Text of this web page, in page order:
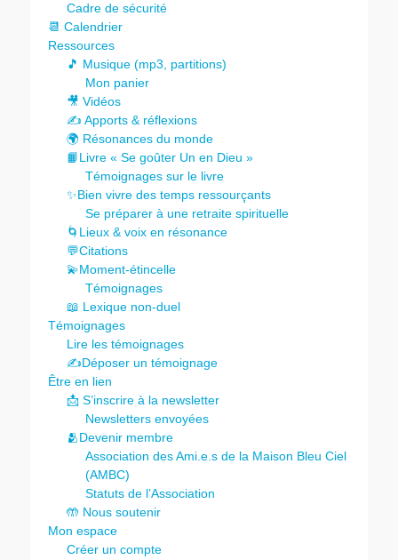
Cadre de sécurité
📆 Calendrier
Ressources
🎵 Musique (mp3, partitions)
Mon panier
🎥 Vidéos
✍️ Apports & réflexions
🌍 Résonances du monde
📙Livre « Se goûter Un en Dieu »
Témoignages sur le livre
✨Bien vivre des temps ressourçants
Se préparer à une retraite spirituelle
🌀Lieux & voix en résonance
💬Citations
💫Moment-étincelle
Témoignages
📖 Lexique non-duel
Témoignages
Lire les témoignages
✍️Déposer un témoignage
Être en lien
📩 S’inscrire à la newsletter
Newsletters envoyées
🫂Devenir membre
Association des Ami.e.s de la Maison Bleu Ciel
(AMBC)
Statuts de l’Association
🤲 Nous soutenir
Mon espace
Créer un compte